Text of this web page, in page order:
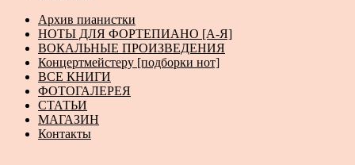
Архив пианистки
НОТЫ ДЛЯ ФОРТЕПИАНО [А-Я]
ВОКАЛЬНЫЕ ПРОИЗВЕДЕНИЯ
Концертмейстеру [подборки нот]
ВСЕ КНИГИ
ФОТОГАЛЕРЕЯ
СТАТЬИ
МАГАЗИН
Контакты